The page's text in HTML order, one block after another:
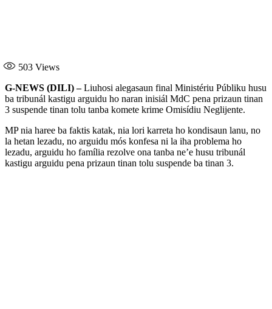
503 Views
G-NEWS (DILI) –Liuhosi alegasaun final Ministériu Públiku husu
ba tribunál kastigu arguidu ho naran inisiál MdC pena prizaun tinan
3 suspende tinan tolu tanba komete krime Omisídiu Neglijente.
MP nia haree ba faktis katak, nia lori karreta ho kondisaun lanu, no
la hetan lezadu, no arguidu mós konfesa ni la iha problema ho
lezadu, arguidu ho família rezolve ona tanba ne’e husu tribunál
kastigu arguidu pena prizaun tinan tolu suspende ba tinan 3.